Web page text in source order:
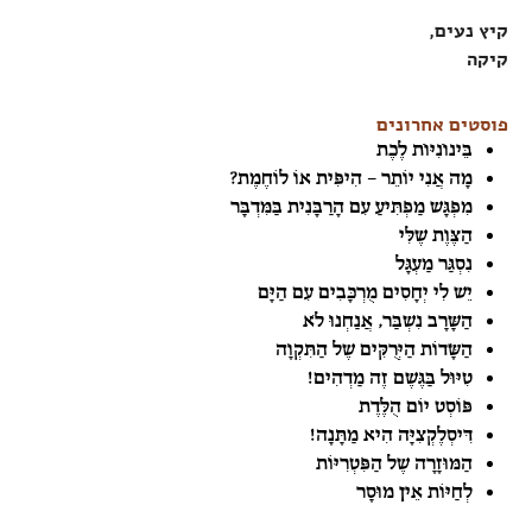
פוסטים אחרונים
בֵּינוֹנִיּוֹת לֶכֶת
מָה אֲנִי יוֹתֵר – הִיפִּית אוֹ לוֹחֶמֶת?
מִפְגָּשׁ מַפְתִּיעַ עִם הָרַבָּנִית בַּמִּדְבָּר
הַצֶּוֶת שֶׁלִּי
נִסְגַּר מַעְגָּל
יֵשׁ לִי יְחָסִים מֻרְכָּבִים עִם הַיָּם
הַשָּׁרָב נִשְׁבַּר, אֲנַחְנוּ לֹא
הַשָּׂדוֹת הַיְּרֻקִּים שֶׁל הַתִּקְוָה
טִיּוּל בַּגֶּשֶׁם זֶה מַדְהִים!
פּוֹסְט יוֹם הֻלֶּדֶת
דִּיסְלֶקְצִיָּה הִיא מַתָּנָה!
הַמּוּזָרָה שֶׁל הַפִּטְרִיּוֹת
לְחַיּוֹת אֵין מוּסָר
קיץ נעים,
קיקה